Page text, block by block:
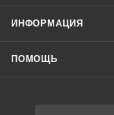
ИНФОРМАЦИЯ
ПОМОЩЬ